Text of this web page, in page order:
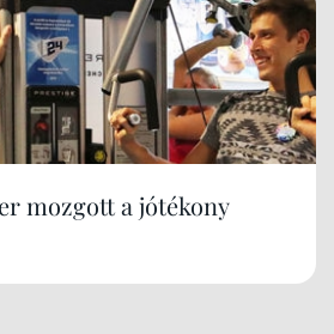
mozgott a jótékony